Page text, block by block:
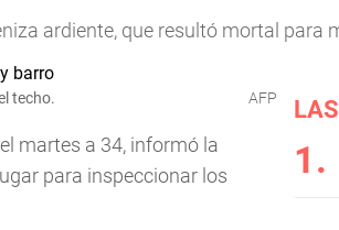
ardiente, que resultó mortal para
techo. AFP
martes a 34, informó la
para inspeccionar los